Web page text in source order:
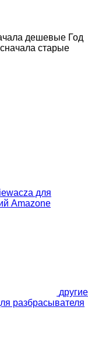
дешевые Год
старые
другие
разбрасывателя